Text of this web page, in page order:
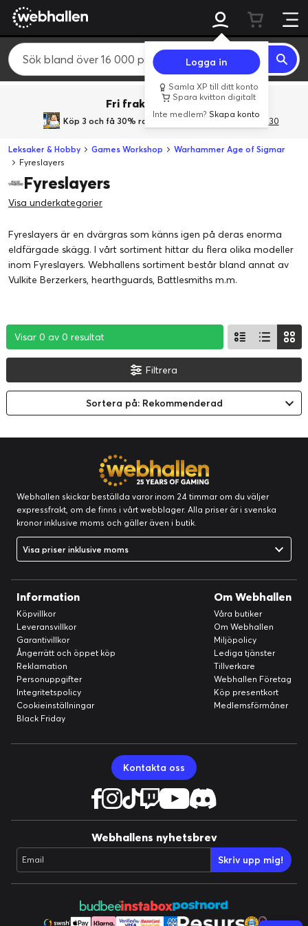
Logga in
Samla XP till ditt konto
Spara kvitton digitalt
Inte medlem?Skapa konto
Fri frakt över 800 kr.
Köp 3 och få 30% rabatt med rabattkoden 3Gives30
Leksaker & Hobby Games Workshop
Warhammer Age of Sigmar
Fyreslayers
Fyreslayers
Visa underkategorier
Fyreslayers är en dvärgras som känns igen på deras enorma
eldfärgade skägg. I vårt sortiment hittar du flera olika modeller
inom Fyreslayers. Webhallens sortiment består bland annat av
Vulkite Berzerkers, hearthguards, Battlesmiths m.m.
Visar 0 av 0 resultat
Visar 0 av 0 resultat
Visar 0 av 0 resultat
Filtrera
Sortera på: Rekommenderad
Webhallen skickar beställda varor inom 24 timmar om du väljer
expressfrakt, om de finns i vårt webblager. Alla priser är i svenska
kronor inklusive moms och gäller även i butik.
Visa priser inklusive moms
Information
Köpvillkor
Leveransvillkor
Garantivillkor
Ångerrätt och öppet köp
Reklamation
Personuppgifter
Integritetspolicy
Cookieinställningar
Black Friday
Om Webhallen
Våra butiker
Om Webhallen
Miljöpolicy
Lediga tjänster
Tillverkare
Webhallen Företag
Köp presentkort
Medlemsförmåner
Kontakta oss
Webhallens nyhetsbrev
Email Skriv upp mig!